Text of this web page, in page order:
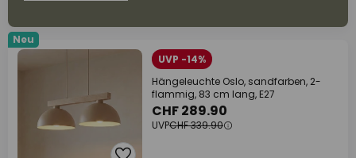
Neu
UVP -14%
Hängeleuchte Oslo, sandfarben, 2-
flammig, 83 cm lang, E27
CHF 289.90
UVPCHF 339.90